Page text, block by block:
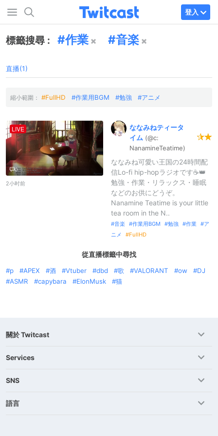
登入
標籤搜尋 : 作業 音楽
直播(1)
縮小範圍： FullHD 作業用BGM 勉強 アニメ
LIVE
0
2小时前
ななみねティータ
イム (@c:
NanamineTeatime)
ななみね可愛い王国の24時間配
信Lo-fi hip-hopラジオです☕👑
勉強・作業・リラックス・睡眠
などのお供にどうぞ。
Nanamine Teatime is your little
tea room in the N..
音楽 作業用BGM 勉強 作業
ア
ニメ
FullHD
從直播標籤中尋找
p APEX 酒 Vtuber dbd 歌 VALORANT ow
DJ
ASMR
capybara ElonMusk 猫
關於 Twitcast
Services
SNS
語言